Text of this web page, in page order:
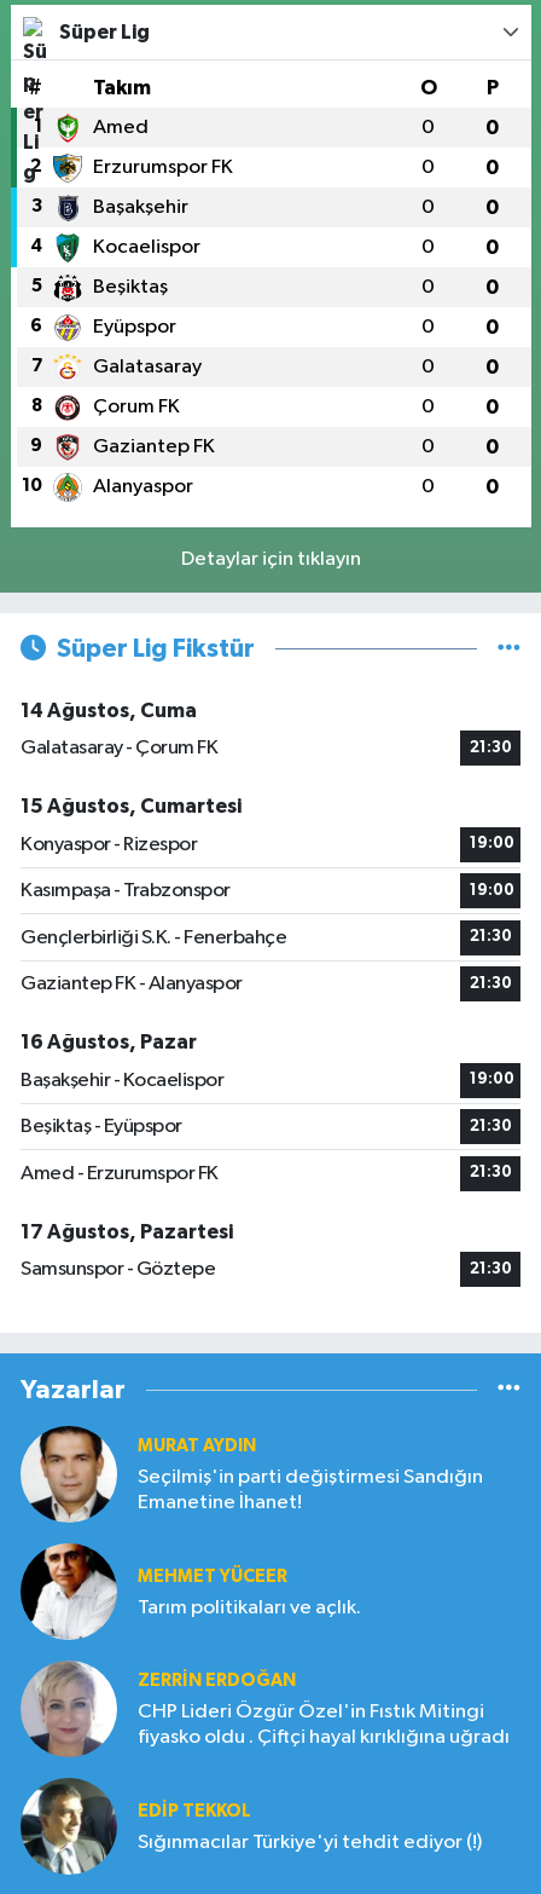
Süper Lig
# Takım O P
1 Amed 0 0
2 Erzurumspor FK 0 0
3 Başakşehir 0 0
4 Kocaelispor 0 0
5 Beşiktaş 0 0
6 Eyüpspor 0 0
7 Galatasaray 0 0
8 Çorum FK 0 0
9 Gaziantep FK 0 0
10 Alanyaspor 0 0
Detaylar için tıklayın
Süper Lig Fikstür
14 Ağustos, Cuma
Galatasaray - Çorum FK
21:30
15 Ağustos, Cumartesi
Konyaspor - Rizespor
19:00
Kasımpaşa - Trabzonspor 19:00
Gençlerbirliği S.K. - Fenerbahçe 21:30
Gaziantep FK - Alanyaspor 21:30
16 Ağustos, Pazar
Başakşehir - Kocaelispor
19:00
Beşiktaş - Eyüpspor 21:30
Amed - Erzurumspor FK 21:30
17 Ağustos, Pazartesi
Samsunspor - Göztepe
21:30
Yazarlar
MURAT AYDIN
Seçilmiş'in parti değiştirmesi Sandığın
Emanetine İhanet!
MEHMET YÜCEER
Tarım politikaları ve açlık.
ZERRIN ERDOĞAN
CHP Lideri Özgür Özel'in Fıstık Mitingi
fiyasko oldu . Çiftçi hayal kırıklığına uğradı
EDIP TEKKOL
Sığınmacılar Türkiye'yi tehdit ediyor (!)